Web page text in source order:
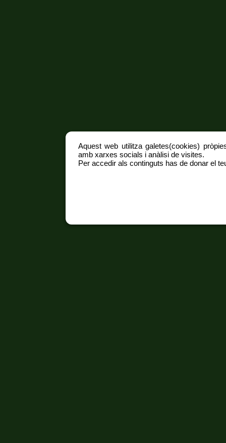
Aquest web utilitza galetes(cookies)
amb xarxes socials i anàlisi de visites.
Per accedir als continguts has de donar el